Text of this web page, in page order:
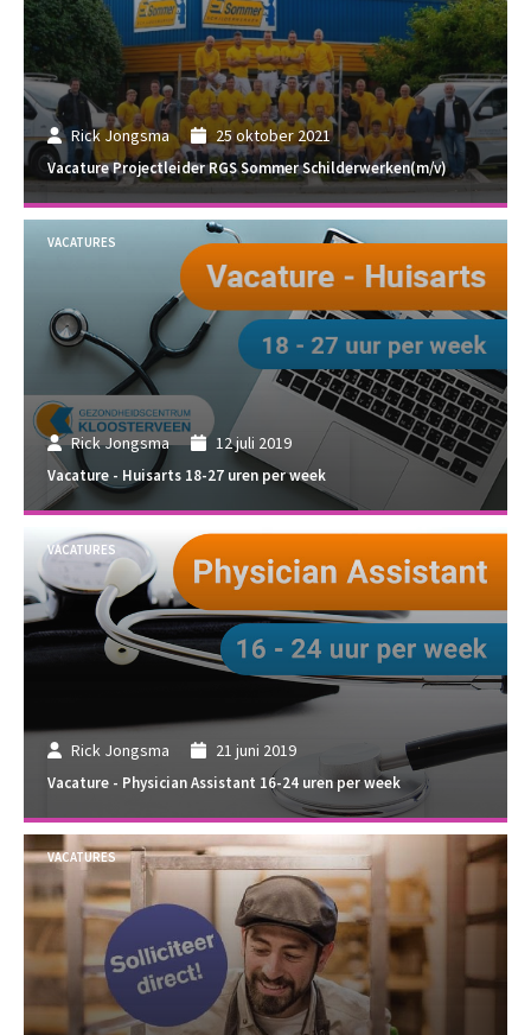
Rick Jongsma 25 oktober 2021
Vacature Projectleider RGS Sommer Schilderwerken(m/v)
Rick Jongsma 12 juli 2019
Vacature - Huisarts 18-27 uren per week
VACATURES
Rick Jongsma 21 juni 2019
Vacature - Physician Assistant 16-24 uren per week
VACATURES
VACATURES